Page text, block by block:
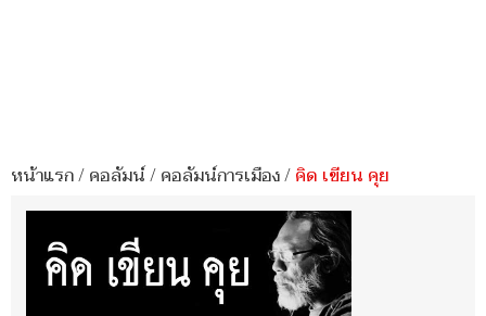
หน้าแรก/คอลัมน์/คอลัมน์การเมือง/คิด เขียน คุย